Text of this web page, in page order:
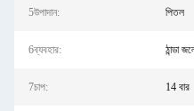
5উপাদান: পিতল
6ব্যবহার: ঠান্ডা
7চাপ: 14 বার